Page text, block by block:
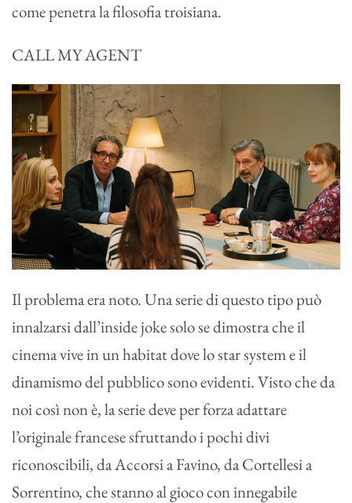
come penetra la filosofia troisiana.
CALL MY AGENT
Il problema era noto. Una serie di questo tipo può
innalzarsi dall’inside joke solo se dimostra che il
cinema vive in un habitat dove lo star system e il
dinamismo del pubblico sono evidenti. Visto che da
noi così non è, la serie deve per forza adattare
l’originale francese sfruttando i pochi divi
riconoscibili, da Accorsi a Favino, da Cortellesi a
Sorrentino, che stanno al gioco con innegabile